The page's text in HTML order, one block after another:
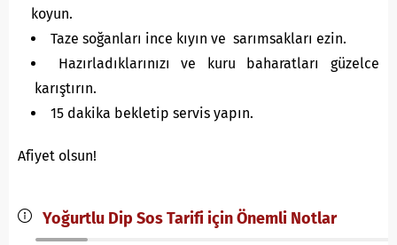
koyun.
Taze soğanları ince kıyın ve sarımsakları ezin.
Hazırladıklarınızı ve kuru baharatları güzelce
karıştırın.
15 dakika bekletip servis yapın.
Afiyet olsun!
Yoğurtlu Dip Sos Tarifi için Önemli Notlar